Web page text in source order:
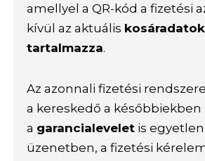
amellyel a QR-kód a fizetési
kívül az aktuális
tartalmazza.
Az azonnali fizetési
a kereskedő a későbbiekben
a garancialevelet is egyetlen
üzenetben, a fizetési